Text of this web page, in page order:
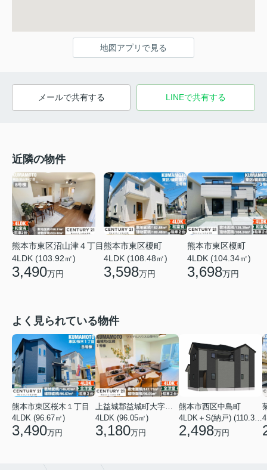
地図アプリで見る
メールで共有する LINEで共有する
近隣の物件
熊本市東区沼山津４丁目
4LDK (103.92㎡)
3,490万円
熊本市東区榎町
4LDK (108.48㎡)
3,598万円
熊本市東区榎町
4LDK (104.34㎡)
3,698万円
よく見られている物件
熊本市東区桜木１丁目
4LDK (96.67㎡)
3,490万円
上益城郡益城町大字広崎
4LDK (96.05㎡)
3,180万円
熊本市西区中島町
4LDK＋S(納戸) (110.37㎡)
2,498万円